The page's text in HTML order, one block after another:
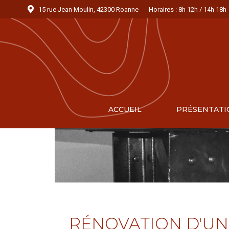
15 rue Jean Moulin, 42300 Roanne Horaires : 8h 12h / 14h 18h
ACCUEIL
RÉNOVATION